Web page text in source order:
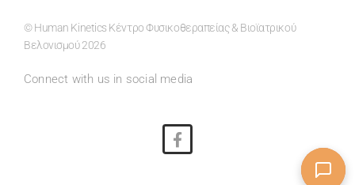
© Human Kinetics Κέντρο Φυσικοθεραπείας & Βιοϊατρικού
Βελονισμού 2026
Connect with us in social media